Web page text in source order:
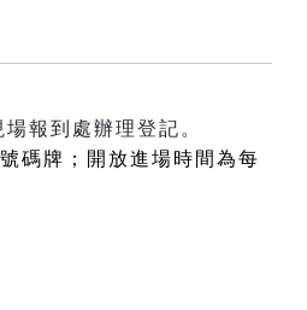
報到處辦理登記。
碼牌；開放進場時間為每